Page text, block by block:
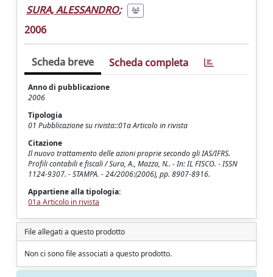
SURA, ALESSANDRO;
2006
Scheda breve Scheda completa
Anno di pubblicazione
2006
Tipologia
01 Pubblicazione su rivista::01a Articolo in rivista
Citazione
Il nuovo trattamento delle azioni proprie secondo gli IAS/IFRS.
Profili contabili e fiscali / Sura, A., Mazza, N.. - In: IL FISCO. - ISSN
1124-9307. - STAMPA. - 24/2006:(2006), pp. 8907-8916.
Appartiene alla tipologia:
01a Articolo in rivista
File allegati a questo prodotto
Non ci sono file associati a questo prodotto.